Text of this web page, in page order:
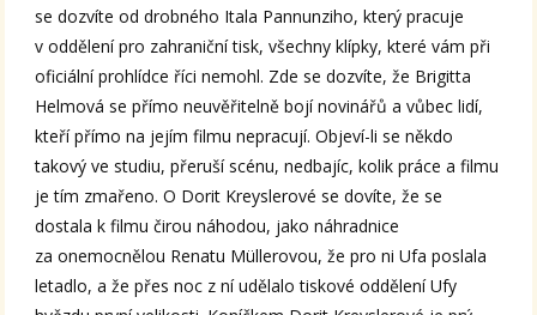
se dozvíte od drobného Itala Pannunziho, který pracuje
v oddělení pro zahraniční tisk, všechny klípky, které vám při
oficiální prohlídce říci nemohl. Zde se dozvíte, že Brigitta
Helmová se přímo neuvěřitelně bojí novinářů a vůbec lidí,
kteří přímo na jejím filmu nepracují. Objeví-li se někdo
takový ve studiu, přeruší scénu, nedbajíc, kolik práce a filmu
je tím zmařeno. O Dorit Kreyslerové se dovíte, že se
dostala k filmu čirou náhodou, jako náhradnice
za onemocnělou Renatu Müllerovou, že pro ni Ufa poslala
letadlo, a že přes noc z ní udělalo tiskové oddělení Ufy